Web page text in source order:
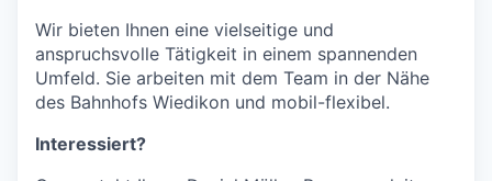
Wir bieten Ihnen eine vielseitige und
anspruchsvolle Tätigkeit in einem spannenden
Umfeld. Sie arbeiten mit dem Team in der Nähe
des Bahnhofs Wiedikon und mobil-flexibel.
Interessiert?